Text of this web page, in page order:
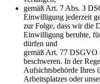
gemäß Art. 7 Abs. 3
Einwilligung jederzeit
zur Folge, dass wir die
Einwilligung beruhte,
dürfen und
gemäß Art. 77 DSGVO
beschweren. In der
Aufsichtsbehörde Ihres
Arbeitsplatzes oder